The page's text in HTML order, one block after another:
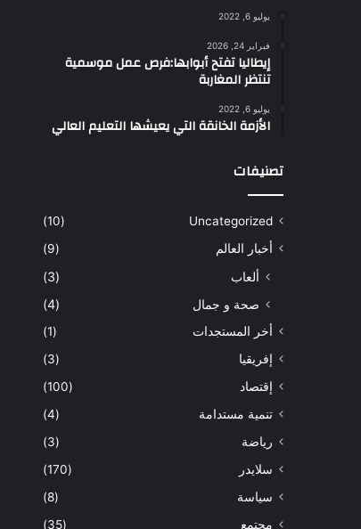
يوليو 6, 2022
فبراير 24, 2026
إيطاليا تفتح أبوابها:فرص عمل موسمية
تنتظر المغاربة
يوليو 6, 2022
الأزمة الخانقة التي يعيشها التعليم العالي
تصنيفات
Uncategorized
(10)
أخبار العالم
(9)
ألعاب
(3)
صحة و جمال
(4)
أخر المستجدات
(1)
إفريقيا
(3)
إقتصاد
(100)
تنمية مستدامة
(4)
رياضة
(3)
سلايدر
(170)
سياسة
(8)
مجتمع
(35)